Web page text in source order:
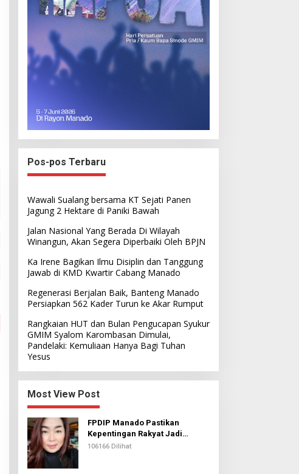
Pos-pos Terbaru
Wawali Sualang bersama KT Sejati Panen
Jagung 2 Hektare di Paniki Bawah
Jalan Nasional Yang Berada Di Wilayah
Winangun, Akan Segera Diperbaiki Oleh BPJN
Ka Irene Bagikan Ilmu Disiplin dan Tanggung
Jawab di KMD Kwartir Cabang Manado
Regenerasi Berjalan Baik, Banteng Manado
Persiapkan 562 Kader Turun ke Akar Rumput
Rangkaian HUT dan Bulan Pengucapan Syukur
GMIM Syalom Karombasan Dimulai,
Pandelaki: Kemuliaan Hanya Bagi Tuhan
Yesus
Most View Post
FPDIP Manado Pastikan
Kepentingan Rakyat Jadi
Prioritas Dalam Perjuangan
106166 Dilihat